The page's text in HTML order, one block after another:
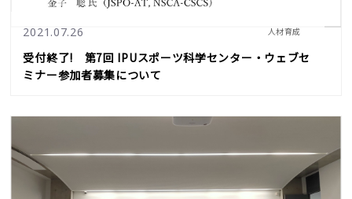
2021.07.26 人材育成
受付終了! 第7回 IPUスポーツ科学センター・ウェブセ
ミナー参加者募集について